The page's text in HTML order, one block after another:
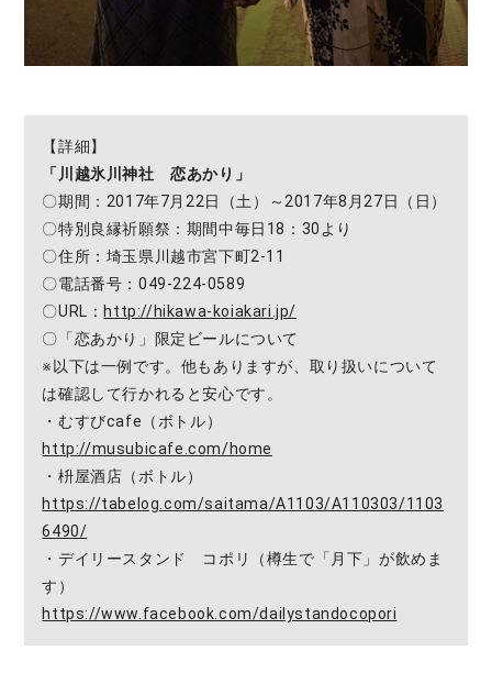
【詳細】
「川越氷川神社 恋あかり」
〇期間：2017年7月22日（土）～2017年8月27日（日）
〇特別良縁祈願祭：期間中毎日18：30より
〇住所：埼玉県川越市宮下町2-11
〇電話番号：049-224-0589
〇URL： http://hikawa-koiakari.jp/
〇「恋あかり」限定ビールについて
※以下は一例です。他もありますが、取り扱いについて
は確認して行かれると安心です。
・むすびcafe（ボトル）
http://musubicafe.com/home
・枡屋酒店（ボトル）
https://tabelog.com/saitama/A1103/A110303/1103
6490/
・デイリースタンド コポリ（樽生で「月下」が飲めま
す）
https://www.facebook.com/dailystandocopori